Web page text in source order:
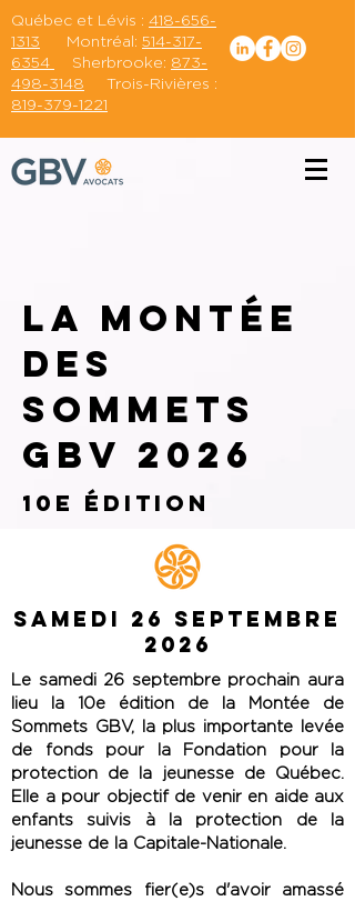
Québec et Lévis : 418-656-
1313 Montréal: 514-317-
6354
Sherbrooke: 873-
498-3148 Trois-Rivières :
819-379-1221
La Montée
des
Sommets
GBV 2026
10e édition
SAMEDI 26 SEPTEMBRE
2026
Le samedi 26 septembre prochain aura
lieu la 10e édition de la Montée de
Sommets GBV, la plus importante levée
de fonds pour la Fondation pour la
protection de la jeunesse de Québec.
Elle a pour objectif de venir en aide aux
enfants suivis à la protection de la
jeunesse de la Capitale-Nationale.
Nous sommes fier(e)s d'avoir amassé